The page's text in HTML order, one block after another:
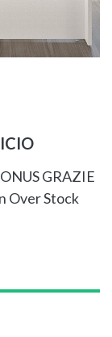
GRAZIE
Over Stock